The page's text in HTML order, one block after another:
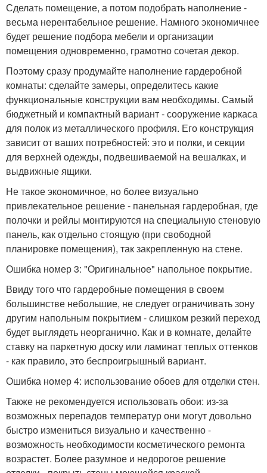
Сделать помещение, а потом подобрать наполнение -
весьма нерентабельное решение. Намного экономичнее
будет решение подбора мебели и организации
помещения одновременно, грамотно сочетая декор.
Поэтому сразу продумайте наполнение гардеробной
комнаты: сделайте замеры, определитесь какие
функциональные конструкции вам необходимы. Самый
бюджетный и компактный вариант - сооружение каркаса
для полок из металлического профиля. Его конструкция
зависит от ваших потребностей: это и полки, и секции
для верхней одежды, подвешиваемой на вешалках, и
выдвижные ящики.
Не такое экономичное, но более визуально
привлекательное решение - панельная гардеробная, где
полочки и рейлы монтируются на специальную стеновую
панель, как отдельно стоящую (при свободной
планировке помещения), так закрепленную на стене.
Ошибка номер 3: "Оригинальное" напольное покрытие.
Ввиду того что гардеробные помещения в своем
большинстве небольшие, не следует ограничивать зону
другим напольным покрытием - слишком резкий переход
будет выглядеть неорганично. Как и в комнате, делайте
ставку на паркетную доску или ламинат теплых оттенков
- как правило, это беспроигрышный вариант.
Ошибка номер 4: использование обоев для отделки стен.
Также не рекомендуется использовать обои: из-за
возможных перепадов температур они могут довольно
быстро измениться визуально и качественно -
возможность необходимости косметического ремонта
возрастет. Более разумное и недорогое решение